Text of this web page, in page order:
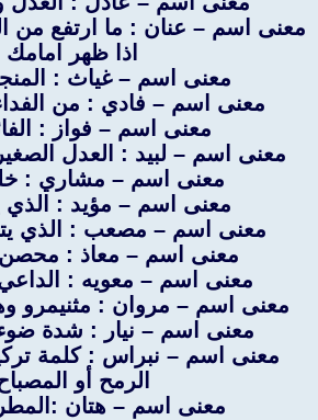
معنى اسم – عنان : ما ارتفع من
اذا ظهر امامك
معنى اسم – غياث :
معنى اسم – فادي : من الفداء
معنى اسم – فواز :
معنى اسم – لبيد : العدل
معنى اسم – مشاري :
معنى اسم – مؤيد : الذي
معنى اسم – مصعب : الذي
معنى اسم – معاذ : محصن
معنى اسم – معويه :
معنى اسم – مروان : مثنيمرو
معنى اسم – نيار : شدة ضوء
معنى اسم – نبراس : كلمة
الرمح أو
معنى اسم – هتان